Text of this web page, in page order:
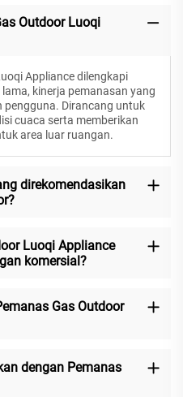
Outdoor Luoqi
Appliance dilengkapi
kinerja pemanasan yang
pengguna. Dirancang untuk
cuaca serta memberikan
area luar ruangan.
direkomendasikan
Luoqi Appliance
komersial?
Gas Outdoor
dengan Pemanas